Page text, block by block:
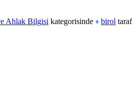
Ahlak Bilgisi kategorisinde ♦ birol